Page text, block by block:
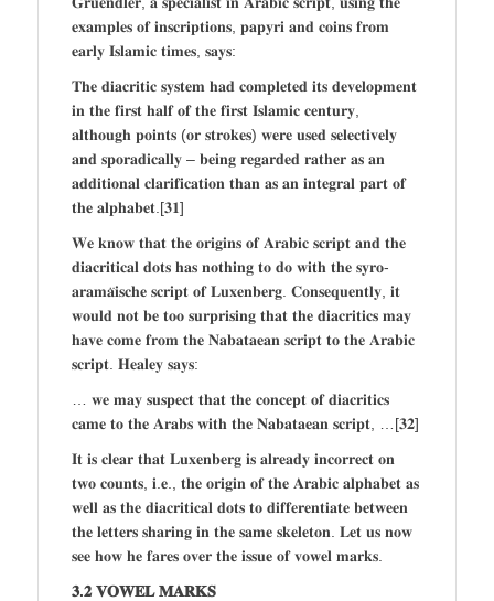
𝐞𝐱𝐚𝐦𝐩𝐥𝐞𝐬 𝐨𝐟 𝐢𝐧𝐬𝐜𝐫𝐢𝐩𝐭𝐢𝐨𝐧𝐬, 𝐩𝐚𝐩𝐲𝐫𝐢 𝐚𝐧𝐝 𝐜𝐨𝐢𝐧𝐬 𝐟𝐫𝐨𝐦
𝐞𝐚𝐫𝐥𝐲 𝐈𝐬𝐥𝐚𝐦𝐢𝐜 𝐭𝐢𝐦𝐞𝐬, 𝐬𝐚𝐲𝐬:
𝐓𝐡𝐞 𝐝𝐢𝐚𝐜𝐫𝐢𝐭𝐢𝐜 𝐬𝐲𝐬𝐭𝐞𝐦 𝐡𝐚𝐝 𝐜𝐨𝐦𝐩𝐥𝐞𝐭𝐞𝐝 𝐢𝐭𝐬 𝐝𝐞𝐯𝐞𝐥𝐨𝐩𝐦𝐞𝐧𝐭
𝐢𝐧 𝐭𝐡𝐞 𝐟𝐢𝐫𝐬𝐭 𝐡𝐚𝐥𝐟 𝐨𝐟 𝐭𝐡𝐞 𝐟𝐢𝐫𝐬𝐭 𝐈𝐬𝐥𝐚𝐦𝐢𝐜 𝐜𝐞𝐧𝐭𝐮𝐫𝐲,
𝐚𝐥𝐭𝐡𝐨𝐮𝐠𝐡 𝐩𝐨𝐢𝐧𝐭𝐬 (𝐨𝐫 𝐬𝐭𝐫𝐨𝐤𝐞𝐬) 𝐰𝐞𝐫𝐞 𝐮𝐬𝐞𝐝 𝐬𝐞𝐥𝐞𝐜𝐭𝐢𝐯𝐞𝐥𝐲
𝐚𝐧𝐝 𝐬𝐩𝐨𝐫𝐚𝐝𝐢𝐜𝐚𝐥𝐥𝐲 – 𝐛𝐞𝐢𝐧𝐠 𝐫𝐞𝐠𝐚𝐫𝐝𝐞𝐝 𝐫𝐚𝐭𝐡𝐞𝐫 𝐚𝐬 𝐚𝐧
𝐚𝐝𝐝𝐢𝐭𝐢𝐨𝐧𝐚𝐥 𝐜𝐥𝐚𝐫𝐢𝐟𝐢𝐜𝐚𝐭𝐢𝐨𝐧 𝐭𝐡𝐚𝐧 𝐚𝐬 𝐚𝐧 𝐢𝐧𝐭𝐞𝐠𝐫𝐚𝐥 𝐩𝐚𝐫𝐭 𝐨𝐟
𝐭𝐡𝐞 𝐚𝐥𝐩𝐡𝐚𝐛𝐞𝐭.[𝟑𝟏]
𝐖𝐞 𝐤𝐧𝐨𝐰 𝐭𝐡𝐚𝐭 𝐭𝐡𝐞 𝐨𝐫𝐢𝐠𝐢𝐧𝐬 𝐨𝐟 𝐀𝐫𝐚𝐛𝐢𝐜 𝐬𝐜𝐫𝐢𝐩𝐭 𝐚𝐧𝐝 𝐭𝐡𝐞
𝐝𝐢𝐚𝐜𝐫𝐢𝐭𝐢𝐜𝐚𝐥 𝐝𝐨𝐭𝐬 𝐡𝐚𝐬 𝐧𝐨𝐭𝐡𝐢𝐧𝐠 𝐭𝐨 𝐝𝐨 𝐰𝐢𝐭𝐡 𝐭𝐡𝐞 𝐬𝐲𝐫𝐨-
𝐚𝐫𝐚𝐦𝐚̈𝐢𝐬𝐜𝐡𝐞 𝐬𝐜𝐫𝐢𝐩𝐭 𝐨𝐟 𝐋𝐮𝐱𝐞𝐧𝐛𝐞𝐫𝐠. 𝐂𝐨𝐧𝐬𝐞𝐪𝐮𝐞𝐧𝐭𝐥𝐲, 𝐢𝐭
𝐰𝐨𝐮𝐥𝐝 𝐧𝐨𝐭 𝐛𝐞 𝐭𝐨𝐨 𝐬𝐮𝐫𝐩𝐫𝐢𝐬𝐢𝐧𝐠 𝐭𝐡𝐚𝐭 𝐭𝐡𝐞 𝐝𝐢𝐚𝐜𝐫𝐢𝐭𝐢𝐜𝐬 𝐦𝐚𝐲
𝐡𝐚𝐯𝐞 𝐜𝐨𝐦𝐞 𝐟𝐫𝐨𝐦 𝐭𝐡𝐞 𝐍𝐚𝐛𝐚𝐭𝐚𝐞𝐚𝐧 𝐬𝐜𝐫𝐢𝐩𝐭 𝐭𝐨 𝐭𝐡𝐞 𝐀𝐫𝐚𝐛𝐢𝐜
𝐬𝐜𝐫𝐢𝐩𝐭. 𝐇𝐞𝐚𝐥𝐞𝐲 𝐬𝐚𝐲𝐬:
… 𝐰𝐞 𝐦𝐚𝐲 𝐬𝐮𝐬𝐩𝐞𝐜𝐭 𝐭𝐡𝐚𝐭 𝐭𝐡𝐞 𝐜𝐨𝐧𝐜𝐞𝐩𝐭 𝐨𝐟 𝐝𝐢𝐚𝐜𝐫𝐢𝐭𝐢𝐜𝐬
𝐜𝐚𝐦𝐞 𝐭𝐨 𝐭𝐡𝐞 𝐀𝐫𝐚𝐛𝐬 𝐰𝐢𝐭𝐡 𝐭𝐡𝐞 𝐍𝐚𝐛𝐚𝐭𝐚𝐞𝐚𝐧 𝐬𝐜𝐫𝐢𝐩𝐭, …[𝟑𝟐]
𝐈𝐭 𝐢𝐬 𝐜𝐥𝐞𝐚𝐫 𝐭𝐡𝐚𝐭 𝐋𝐮𝐱𝐞𝐧𝐛𝐞𝐫𝐠 𝐢𝐬 𝐚𝐥𝐫𝐞𝐚𝐝𝐲 𝐢𝐧𝐜𝐨𝐫𝐫𝐞𝐜𝐭 𝐨𝐧
𝐭𝐰𝐨 𝐜𝐨𝐮𝐧𝐭𝐬, 𝐢.𝐞., 𝐭𝐡𝐞 𝐨𝐫𝐢𝐠𝐢𝐧 𝐨𝐟 𝐭𝐡𝐞 𝐀𝐫𝐚𝐛𝐢𝐜 𝐚𝐥𝐩𝐡𝐚𝐛𝐞𝐭 𝐚𝐬
𝐰𝐞𝐥𝐥 𝐚𝐬 𝐭𝐡𝐞 𝐝𝐢𝐚𝐜𝐫𝐢𝐭𝐢𝐜𝐚𝐥 𝐝𝐨𝐭𝐬 𝐭𝐨 𝐝𝐢𝐟𝐟𝐞𝐫𝐞𝐧𝐭𝐢𝐚𝐭𝐞 𝐛𝐞𝐭𝐰𝐞𝐞𝐧
𝐭𝐡𝐞 𝐥𝐞𝐭𝐭𝐞𝐫𝐬 𝐬𝐡𝐚𝐫𝐢𝐧𝐠 𝐢𝐧 𝐭𝐡𝐞 𝐬𝐚𝐦𝐞 𝐬𝐤𝐞𝐥𝐞𝐭𝐨𝐧. 𝐋𝐞𝐭 𝐮𝐬 𝐧𝐨𝐰
𝐬𝐞𝐞 𝐡𝐨𝐰 𝐡𝐞 𝐟𝐚𝐫𝐞𝐬 𝐨𝐯𝐞𝐫 𝐭𝐡𝐞 𝐢𝐬𝐬𝐮𝐞 𝐨𝐟 𝐯𝐨𝐰𝐞𝐥 𝐦𝐚𝐫𝐤𝐬.
𝟑.𝟐 𝐕𝐎𝐖𝐄𝐋 𝐌𝐀𝐑𝐊𝐒